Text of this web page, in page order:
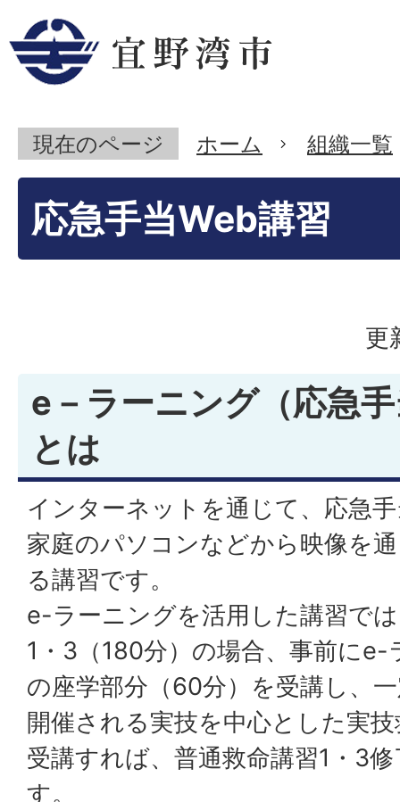
現在のページ ホーム 組織一覧
応急手当Web講習
更
e－ラーニング（応急
とは
インターネットを通じて、応急
家庭のパソコンなどから映像を
る講習です。
e-ラーニングを活用した講習で
1・3（180分）の場合、事前にe-
の座学部分（60分）を受講し、
開催される実技を中心とした実
受講すれば、普通救命講習1・3
す。